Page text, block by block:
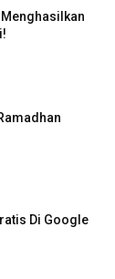
Di Google